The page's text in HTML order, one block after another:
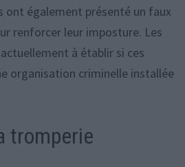
ont également présenté un faux
renforcer leur imposture. Les
à établir si ces
organisation criminelle installée
tromperie